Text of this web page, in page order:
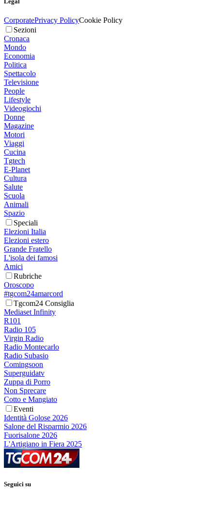
CorporatePrivacy PolicyCookie Policy
Sezioni
Cronaca
Mondo
Economia
Politica
Spettacolo
Televisione
People
Lifestyle
Videogiochi
Donne
Magazine
Motori
Viaggi
Cucina
Tgtech
E-Planet
Cultura
Salute
Scuola
Animali
Spazio
Speciali
Elezioni Italia
Elezioni estero
Grande Fratello
L'isola dei famosi
Amici
Rubriche
Oroscopo
#tgcom24amarcord
Tgcom24 Consiglia
Mediaset Infinity
R101
Radio 105
Virgin Radio
Radio Montecarlo
Radio Subasio
Comingsoon
Superguidatv
Zuppa di Porro
Non Sprecare
Cotto e Mangiato
Eventi
Identità Golose 2026
Salone del Risparmio 2026
Fuorisalone 2026
L'Artigiano in Fiera 2025
Seguici su